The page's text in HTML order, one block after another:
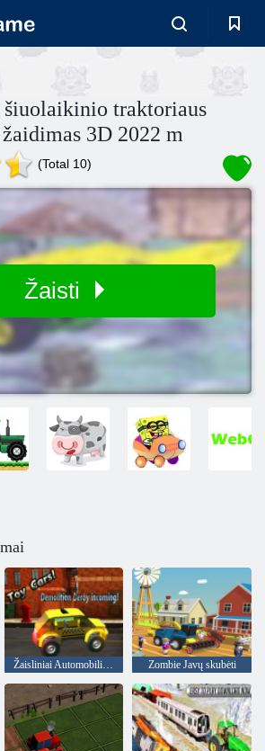
šiuolaikinio traktoriaus
3D 2022 m
(Total 10)
Žaisti
Žaisliniai Automobiliai! Griovimo Derby Priimamojo! Zombie Javų skubėti